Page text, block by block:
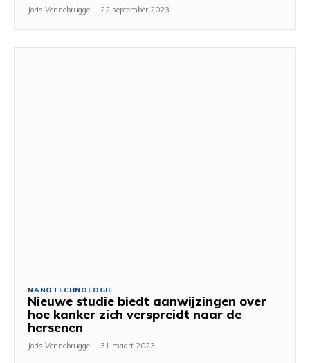
Joris Vennebrugge - 22 september 2023
NANOTECHNOLOGIE
Nieuwe studie biedt aanwijzingen over
hoe kanker zich verspreidt naar de
hersenen
Joris Vennebrugge - 31 maart 2023